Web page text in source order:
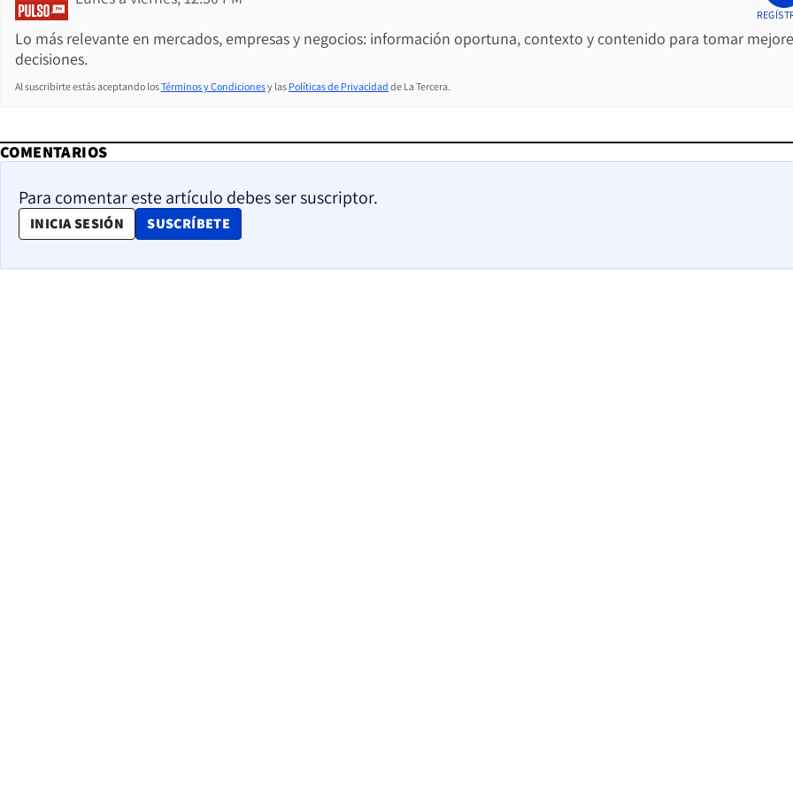
Lo más relevante en mercados, empresas y negocios: información oportuna, contexto y contenido para tomar
decisiones.
Al suscribirte estás aceptando losTérminos y Condicionesy las Políticas de Privacidad de La Tercera.
COMENTARIOS
Para comentar este artículo debes ser suscriptor.
INICIA SESIÓN SUSCRÍBETE
OPENS IN NEW WINDOW